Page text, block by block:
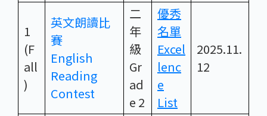
1
(F
all
)
英文朗讀比
賽
English
Reading
Contest
二
年
級
Gr
ad
e 2
優秀
名單
Excel
lenc
e
List
2025.11.
12